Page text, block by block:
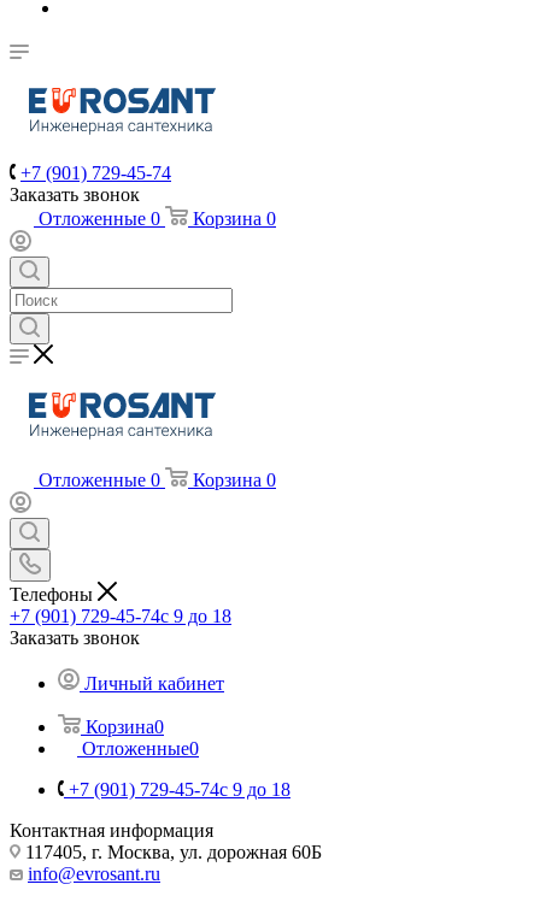
+7 (901) 729-45-74
Заказать звонок
Отложенные 0 Корзина 0
Отложенные 0 Корзина 0
Телефоны
+7 (901) 729-45-74c 9 до 18
Заказать звонок
Личный кабинет
Корзина0
Отложенные0
+7 (901) 729-45-74c 9 до 18
Контактная информация
117405, г. Москва, ул. дорожная 60Б
info@evrosant.ru